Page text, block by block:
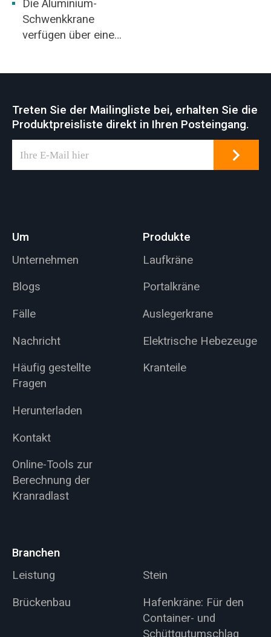
Die Aluminium-
Schwenkkrane
verfügen über eine
Schienenkonstruktio
n. Ein Aluminium-
Wandschwenkkran
kann an Wänden
1000 kg sowie eine
Auslegerlänge von 5
Treten Sie der Mailingliste bei, erhalten Sie die
Produktpreisliste direkt in Ihren Posteingang.
Um
Unternehmen
Blogs
Fälle
Nachricht
Häufig gestellte
Fragen
Herunterladen
Kontakt
Online-Tools zur
Berechnung der
Kranradlast
Produkte
Laufkräne
Portalkräne
Auslegerkrane
Elektrische Hebezeuge
Kranteile
Branchen
Leistung
Stein
Brückenbau
Hafenkräne: Für den
Container- und